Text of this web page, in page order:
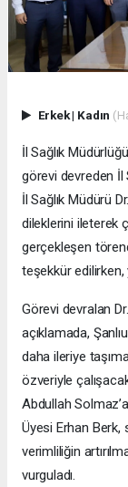
Erkek| Kadın
İl Sağlık
görevi devreden İl
İl Sağlık Müdürü
dileklerini ileterek
gerçekleşen
teşekkür edilirken,
Görevi devralan
açıklamada,
daha ileriye
özveriyle
Abdullah
Üyesi Erhan Berk,
verimliliğin
vurguladı.